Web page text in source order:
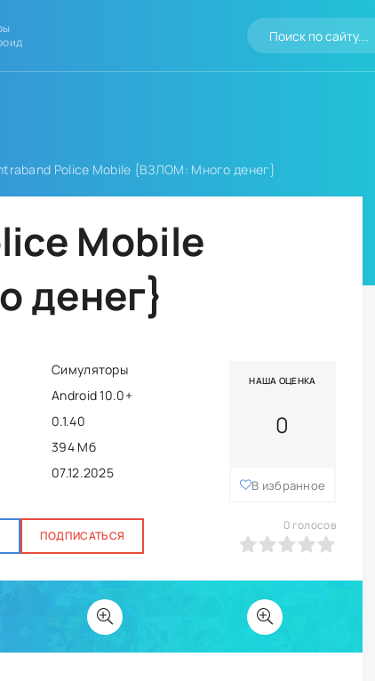
Police Mobile {ВЗЛОМ: Много денег}
Mobile
денег}
Симуляторы
Android 10.0+
0.1.40
394 Мб
07.12.2025
НАША ОЦЕНКА
0
В избранное
ПОДПИСАТЬСЯ
0
0 голосов